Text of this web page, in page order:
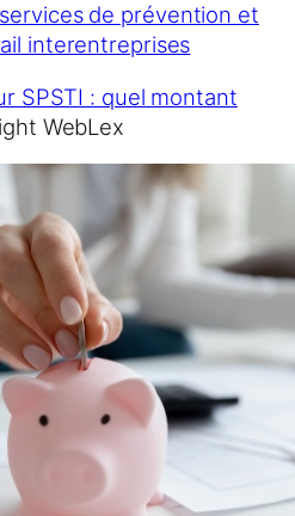
de prévention et
interentreprises
SPSTI : quel montant
WebLex